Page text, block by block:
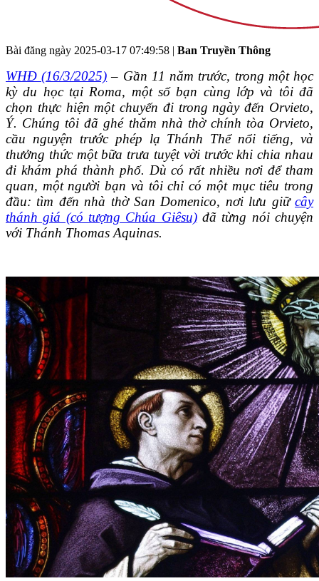
Bài đăng ngày 2025-03-17 07:49:58 | Ban Truyền Thông
WHĐ (16/3/2025) – Gần 11 năm trước, trong một học
kỳ du học tại Roma, một số bạn cùng lớp và tôi đã
chọn thực hiện một chuyến đi trong ngày đến Orvieto,
Ý. Chúng tôi đã ghé thăm nhà thờ chính tòa Orvieto,
cầu nguyện trước phép lạ Thánh Thể nổi tiếng, và
thưởng thức một bữa trưa tuyệt vời trước khi chia nhau
đi khám phá thành phố. Dù có rất nhiều nơi để tham
quan, một người bạn và tôi chỉ có một mục tiêu trong
đầu: tìm đến nhà thờ San Domenico, nơi lưu giữ cây
thánh giá (có tượng Chúa Giêsu)đã từng nói chuyện
với Thánh Thomas Aquinas.